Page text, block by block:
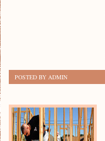
POSTED BY ADMIN